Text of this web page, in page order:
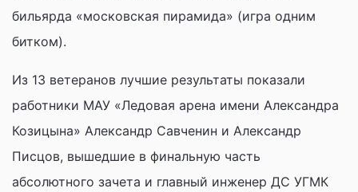
бильярда «московская пирамида» (игра одним
битком).
Из 13 ветеранов лучшие результаты показали
работники МАУ «Ледовая арена имени Александра
Козицына» Александр Савченин и Александр
Писцов, вышедшие в финальную часть
абсолютного зачета и главный инженер ДС УГМК